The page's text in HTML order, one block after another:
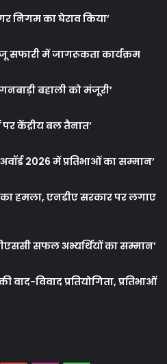
निगम का घेराव किया’
जू सफारी में जागरूकता कार्यक्रम
बहाली को मंजूरी’
केंद्रीय बल तैनात’
2026 में प्रतिभाओं का सम्मान’
हमला, एनडीए सरकार पर लगाए
सफल अभ्यर्थियों का सम्मान’
वाद-विवाद प्रतियोगिता, प्रतिभाओं